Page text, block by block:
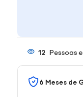
12 Pessoas
6 Meses de